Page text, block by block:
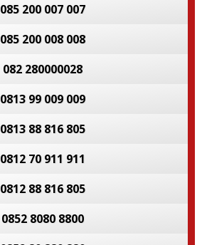
085 200 007 007
085 200 008 008
082 280000028
0813 99 009 009
0813 88 816 805
0812 70 911 911
0812 88 816 805
0852 8080 8800